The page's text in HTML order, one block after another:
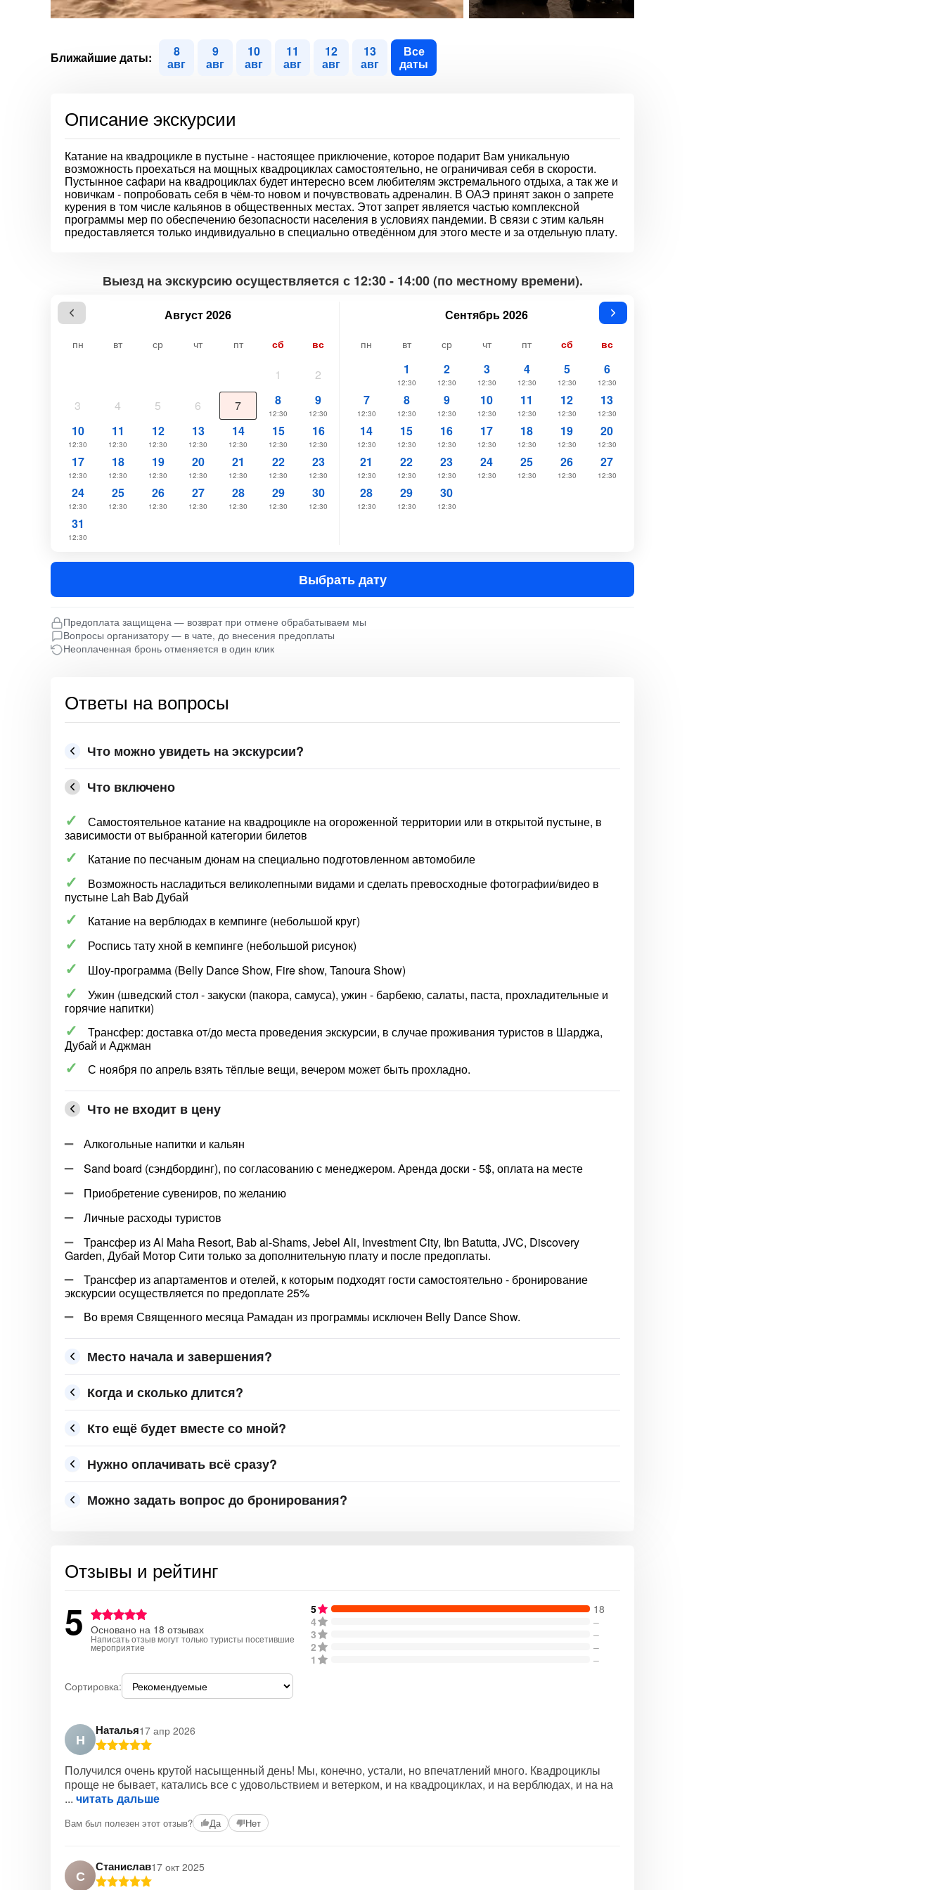
Ближайшие даты: 8
авг
9
авг
10
авг
11
авг
12
авг
13
авг
Все
даты
Описание экскурсии
Катание на квадроцикле в пустыне - настоящее приключение, которое подарит Вам уникальную
возможность проехаться на мощных квадроциклах самостоятельно, не ограничивая себя в скорости.
Пустынное сафари на квадроциклах будет интересно всем любителям экстремального отдыха, а так же и
новичкам - попробовать себя в чём-то новом и почувствовать адреналин. В ОАЭ принят закон о запрете
курения в том числе кальянов в общественных местах. Этот запрет является частью комплексной
программы мер по обеспечению безопасности населения в условиях пандемии. В связи с этим кальян
предоставляется только индивидуально в специально отведённом для этого месте и за отдельную плату.
Выезд на экскурсию осуществляется с 12:30 - 14:00 (по местному времени).
Август 2026
пн вт ср чт пт сб вс
1
2
3
4 5 6 7 8
12:30
9
12:30
10
12:30
11
12:30
12
12:30
13
12:30
14
12:30
15
12:30
16
12:30
17
12:30
18
12:30
19
12:30
20
12:30
21
12:30
22
12:30
23
12:30
24
12:30
25
12:30
26
12:30
27
12:30
28
12:30
29
12:30
30
12:30
31
12:30
Сентябрь 2026
пн вт ср чт пт сб вс
1
12:30
2
12:30
3
12:30
4
12:30
5
12:30
6
12:30
7
12:30
8
12:30
9
12:30
10
12:30
11
12:30
12
12:30
13
12:30
14
12:30
15
12:30
16
12:30
17
12:30
18
12:30
19
12:30
20
12:30
21
12:30
22
12:30
23
12:30
24
12:30
25
12:30
26
12:30
27
12:30
28
12:30
29
12:30
30
12:30
Выбрать дату
Предоплата защищена — возврат при отмене обрабатываем мы
Вопросы организатору — в чате, до внесения предоплаты
Неоплаченная бронь отменяется в один клик
Ответы на вопросы
Что можно увидеть на экскурсии?
Что включено
Самостоятельное катание на квадроцикле на огороженной территории или в открытой пустыне, в
зависимости от выбранной категории билетов
Катание по песчаным дюнам на специально подготовленном автомобиле
Возможность насладиться великолепными видами и сделать превосходные фотографии/видео в
пустыне Lah Bab Дубай
Катание на верблюдах в кемпинге (небольшой круг)
Роспись тату хной в кемпинге (небольшой рисунок)
Шоу-программа (Belly Dance Show, Fire show, Tanoura Show)
Ужин (шведский стол - закуски (пакора, самуса), ужин - барбекю, салаты, паста, прохладительные и
горячие напитки)
Трансфер: доставка от/до места проведения экскурсии, в случае проживания туристов в Шарджа,
Дубай и Аджман
С ноября по апрель взять тёплые вещи, вечером может быть прохладно.
Что не входит в цену
Алкогольные напитки и кальян
Sand board (сэндбординг), по согласованию с менеджером. Аренда доски - 5$, оплата на месте
Приобретение сувениров, по желанию
Личные расходы туристов
Трансфер из Al Maha Resort, Bab al-Shams, Jebel Ali, Investment City, Ibn Batutta, JVC, Discovery
Garden, Дубай Мотор Сити только за дополнительную плату и после предоплаты.
Трансфер из апартаментов и отелей, к которым подходят гости самостоятельно - бронирование
экскурсии осуществляется по предоплате 25%
Во время Священного месяца Рамадан из программы исключен Belly Dance Show.
Место начала и завершения?
Когда и сколько длится?
Кто ещё будет вместе со мной?
Нужно оплачивать всё сразу?
Можно задать вопрос до бронирования?
Отзывы и рейтинг
5 Основано на 18 отзывах
Написать отзыв могут только туристы посетившие
мероприятие
5
18
4
–
3
–
2
–
1
–
Сортировка:
Н
Наталья17 апр 2026
Получился очень крутой насыщенный день! Мы, конечно, устали, но впечатлений много. Квадроциклы
проще не бывает, катались все с удовольствием и ветерком, и на квадроциклах, и на верблюдах, и на на
читать дальше
Вам был полезен этот отзыв? Да Нет
С
Станислав17 окт 2025